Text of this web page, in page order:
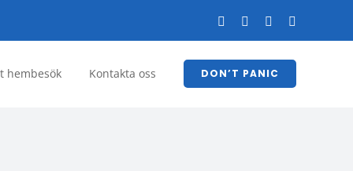
FacebookYouTubeLinkedIn
hembesök Kontakta oss DON’T PANIC